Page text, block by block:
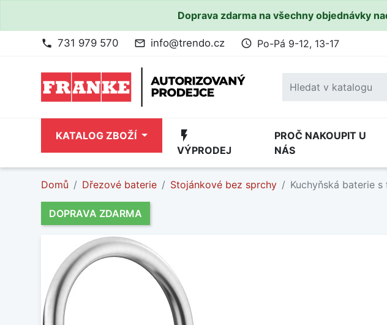
Doprava zdarma na všechny objednávky
phone 731 979 570 mail_outline info@trendo.cz access_time Po-Pá 9-12, 13-17
KATALOG ZBOŽÍ flash_on
VÝPRODEJ
PROČ NAKOUPIT U
NÁS
Domů Dřezové baterie Stojánkové bez sprchy Kuchyňská baterie
DOPRAVA ZDARMA